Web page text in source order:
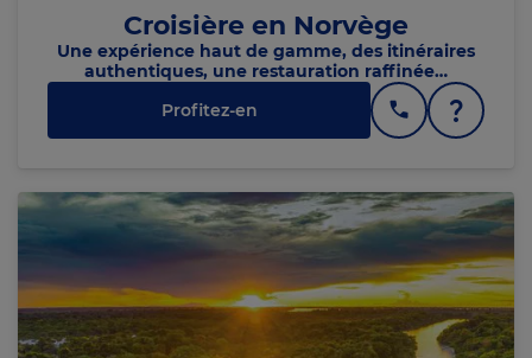
Croisière en Norvège
Une expérience haut de gamme, des itinéraires
authentiques, une restauration raffinée…
Profitez-en